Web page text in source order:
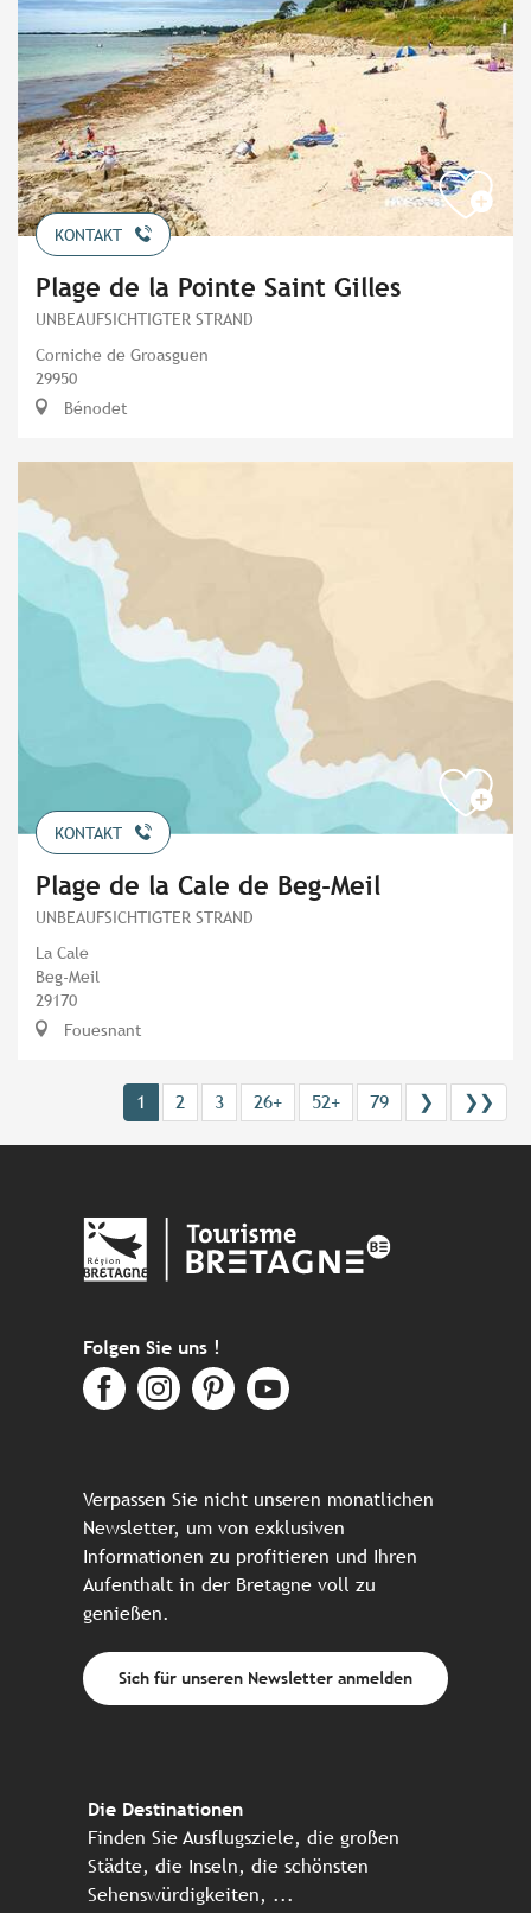
KONTAKT
Plage de la Pointe Saint Gilles
UNBEAUFSICHTIGTER STRAND
Corniche de Groasguen
29950
Bénodet
KONTAKT
Plage de la Cale de Beg-Meil
UNBEAUFSICHTIGTER STRAND
La Cale
Beg-Meil
29170
Fouesnant
1 2 3 26+ 52+ 79 ❯ ❯❯
Folgen Sie uns !
Verpassen Sie nicht unseren monatlichen
Newsletter, um von exklusiven
Informationen zu profitieren und Ihren
Aufenthalt in der Bretagne voll zu
genießen.
Sich für unseren Newsletter anmelden
Die Destinationen
Finden Sie Ausflugsziele, die großen
Städte, die Inseln, die schönsten
Sehenswürdigkeiten, ...